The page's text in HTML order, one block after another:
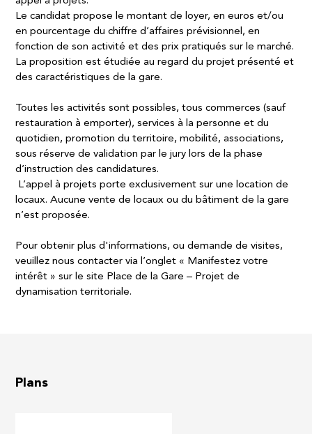
Le candidat propose le montant de loyer, en euros et/ou
en pourcentage du chiffre d’affaires prévisionnel, en
fonction de son activité et des prix pratiqués sur le marché.
La proposition est étudiée au regard du projet présenté et
des caractéristiques de la gare. ​
Toutes les activités sont possibles, tous commerces (sauf
restauration à emporter), services à la personne et du
quotidien, promotion du territoire, mobilité, associations,
sous réserve de validation par le jury lors de la phase
d’instruction des candidatures. ​
L’appel à projets porte exclusivement sur une location de
locaux. Aucune vente de locaux ou du bâtiment de la gare
n’est proposée.​
Pour obtenir plus d'informations, ou demande de visites,
veuillez nous contacter via l’onglet « Manifestez votre
intérêt » sur le site Place de la Gare – Projet de
dynamisation territoriale.
Plans